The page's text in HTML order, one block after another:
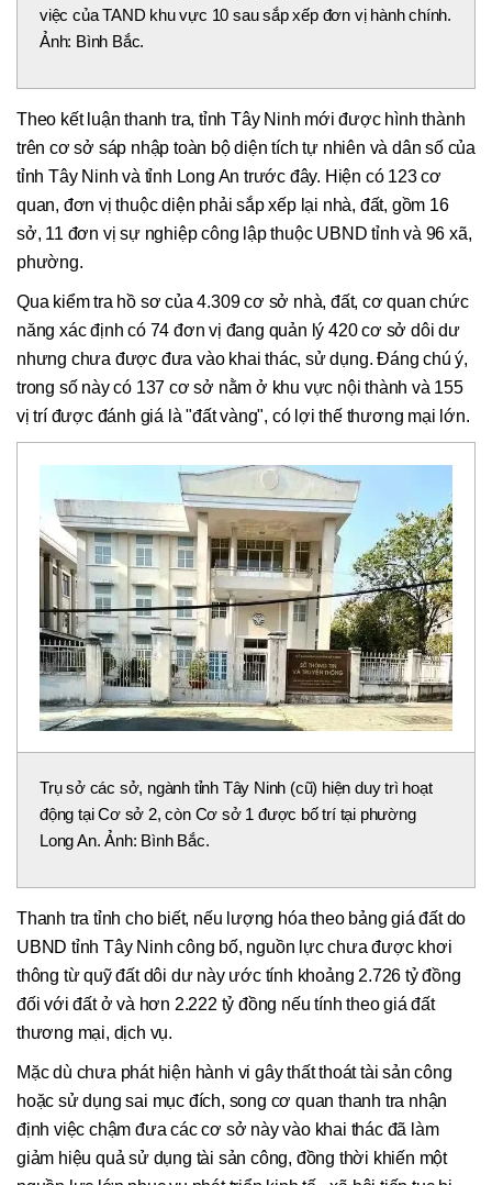
việc của TAND khu vực 10 sau sắp xếp đơn vị hành chính.
Ảnh: Bình Bắc.
Theo kết luận thanh tra, tỉnh Tây Ninh mới được hình thành
trên cơ sở sáp nhập toàn bộ diện tích tự nhiên và dân số của
tỉnh Tây Ninh và tỉnh Long An trước đây. Hiện có 123 cơ
quan, đơn vị thuộc diện phải sắp xếp lại nhà, đất, gồm 16
sở, 11 đơn vị sự nghiệp công lập thuộc UBND tỉnh và 96 xã,
phường.
Qua kiểm tra hồ sơ của 4.309 cơ sở nhà, đất, cơ quan chức
năng xác định có 74 đơn vị đang quản lý 420 cơ sở dôi dư
nhưng chưa được đưa vào khai thác, sử dụng. Đáng chú ý,
trong số này có 137 cơ sở nằm ở khu vực nội thành và 155
vị trí được đánh giá là "đất vàng", có lợi thế thương mại lớn.
Trụ sở các sở, ngành tỉnh Tây Ninh (cũ) hiện duy trì hoạt
động tại Cơ sở 2, còn Cơ sở 1 được bố trí tại phường
Long An. Ảnh: Bình Bắc.
Thanh tra tỉnh cho biết, nếu lượng hóa theo bảng giá đất do
UBND tỉnh Tây Ninh công bố, nguồn lực chưa được khơi
thông từ quỹ đất dôi dư này ước tính khoảng 2.726 tỷ đồng
đối với đất ở và hơn 2.222 tỷ đồng nếu tính theo giá đất
thương mại, dịch vụ.
Mặc dù chưa phát hiện hành vi gây thất thoát tài sản công
hoặc sử dụng sai mục đích, song cơ quan thanh tra nhận
định việc chậm đưa các cơ sở này vào khai thác đã làm
giảm hiệu quả sử dụng tài sản công, đồng thời khiến một